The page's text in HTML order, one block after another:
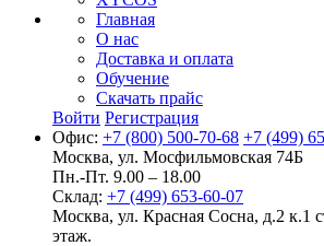
Главная
О нас
Доставка и оплата
Обучение
Скачать прайс
Войти Регистрация
Офис: +7 (800) 500-70-68 +7 (499)
Москва, ул. Мосфильмовская 74Б
Пн.-Пт. 9.00 – 18.00
Склад: +7 (499) 653-60-07
Москва, ул. Красная Сосна, д.2 к.1
этаж.